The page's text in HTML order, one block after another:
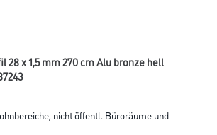
28 x 1,5 mm 270 cm Alu bronze hell
nicht öffentl. Büroräume und